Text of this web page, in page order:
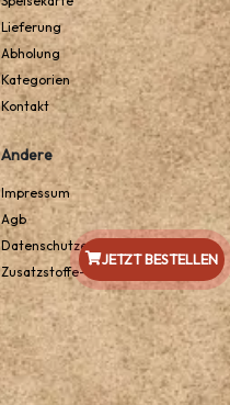
Lieferung
Abholung
Kategorien
Kontakt
Andere
Impressum
Agb
Datenschutzerklarung
Zusatzstoffe-Und-Allergene
JETZT BESTELLEN